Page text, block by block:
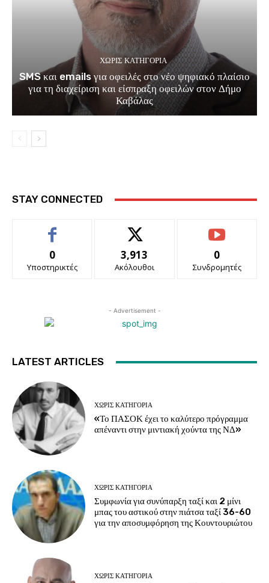
ΧΩΡΊΣ ΚΑΤΗΓΟΡΊΑ
SMS και emails για οφειλές στο νέο ψηφιακό πλαίσιο
για τη διαχείριση και είσπραξη οφειλών στον Δήμο
Καβάλας
STAY CONNECTED
0
Υποστηρικτές
3,913
Ακόλουθοι
0
Συνδρομητές
- Advertisement -
LATEST ARTICLES
ΧΩΡΊΣ ΚΑΤΗΓΟΡΊΑ
«Το ΠΑΣΟΚ έχει το καλύτερο πρόγραμμα
απέναντι στην μιντιακή χούντα της ΝΔ»
ΧΩΡΊΣ ΚΑΤΗΓΟΡΊΑ
Συμφωνία για συνύπαρξη ταξί και 2 μίνι
μπας του αστικού στην πιάτσα ταξί 36-60
για την αποσυμφόρηση της Κουντουριώτου
ΧΩΡΊΣ ΚΑΤΗΓΟΡΊΑ